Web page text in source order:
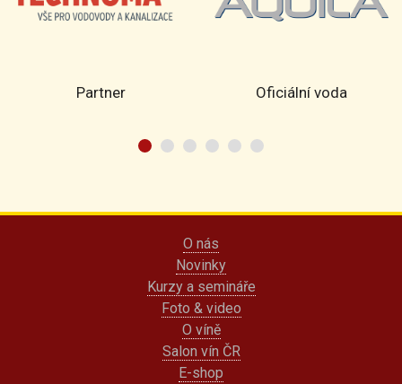
Partner Oficiální voda
O nás
Novinky
Kurzy a semináře
Foto & video
O víně
Salon vín ČR
E-shop